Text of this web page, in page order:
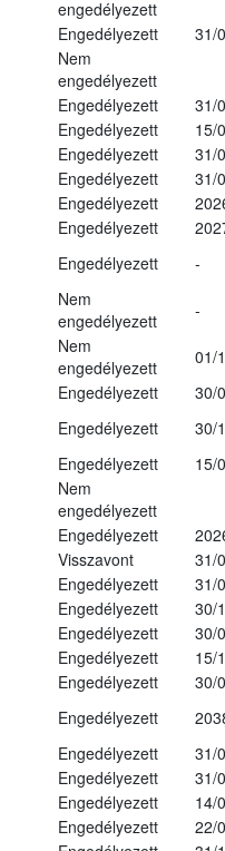
engedélyezett
Engedélyezett
31/
Nem
engedélyezett
Engedélyezett
31/
Engedélyezett
15/
Engedélyezett
31/
Engedélyezett
31/
Engedélyezett
Engedélyezett
Engedélyezett -
Nem
engedélyezett
-
Nem
engedélyezett
01/
Engedélyezett
30/
Engedélyezett
30/
Engedélyezett
15/
Nem
engedélyezett
Engedélyezett
Visszavont
31/
Engedélyezett
31/
Engedélyezett
30/
Engedélyezett
30/
Engedélyezett
15/
Engedélyezett
30/
Engedélyezett
Engedélyezett
31/
Engedélyezett
31/
Engedélyezett
14/
Engedélyezett
22/